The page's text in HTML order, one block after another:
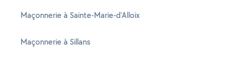
Maçonnerie à Sainte-Marie-d'Alloix
Maçonnerie à Sillans